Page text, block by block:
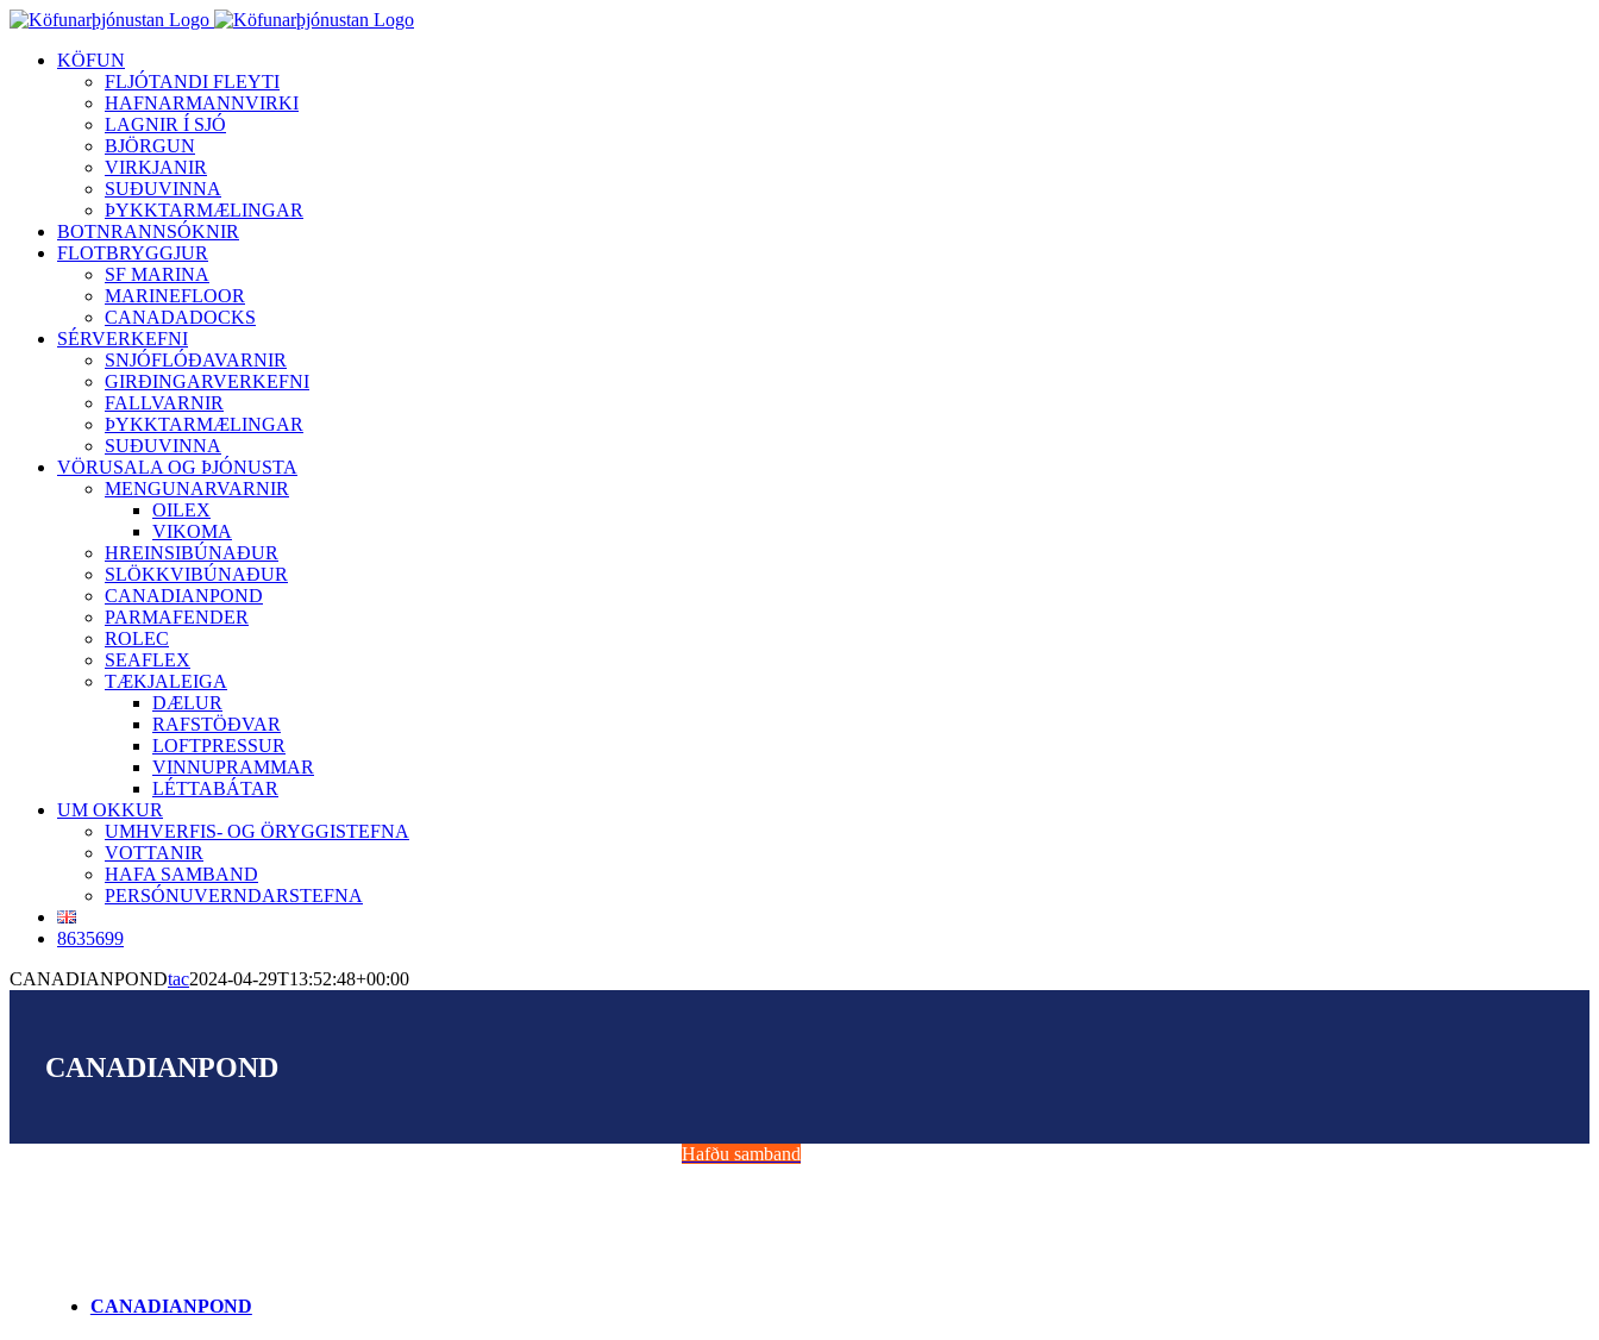
Skip
contentKÖFUN
FLJÓTANDI FLEYTI
HAFNARMANNVIRKI
LAGNIR Í SJÓ
BJÖRGUN
VIRKJANIR
SUÐUVINNA
ÞYKKTARMÆLINGAR
BOTNRANNSÓKNIR
FLOTBRYGGJUR
SF MARINA
MARINEFLOOR
CANADADOCKS
SÉRVERKEFNI
SNJÓFLÓÐAVARNIR
GIRÐINGARVERKEFNI
FALLVARNIR
ÞYKKTARMÆLINGAR
SUÐUVINNA
VÖRUSALA OG ÞJÓNUSTA
MENGUNARVARNIR
OILEX
VIKOMA
HREINSIBÚNAÐUR
SLÖKKVIBÚNAÐUR
CANADIANPOND
PARMAFENDER
ROLEC
SEAFLEX
TÆKJALEIGA
DÆLUR
RAFSTÖÐVAR
LOFTPRESSUR
VINNUPRAMMAR
LÉTTABÁTAR
UM OKKUR
UMHVERFIS- OG ÖRYGGISTEFNA
VOTTANIR
HAFA SAMBAND
PERSÓNUVERNDARSTEFNA
8635699
CANADIANPONDtac2024-04-29T13:52:48+00:00
CANADIANPOND
Hafðu samband
CANADIANPOND